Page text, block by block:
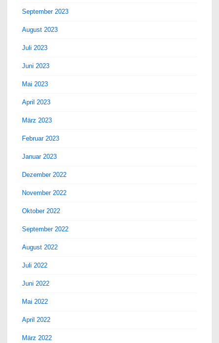
September 2023
August 2023
Juli 2023
Juni 2023
Mai 2023
April 2023
März 2023
Februar 2023
Januar 2023
Dezember 2022
November 2022
Oktober 2022
September 2022
August 2022
Juli 2022
Juni 2022
Mai 2022
April 2022
März 2022